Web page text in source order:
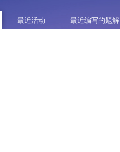
最近活动 最近编写的题解